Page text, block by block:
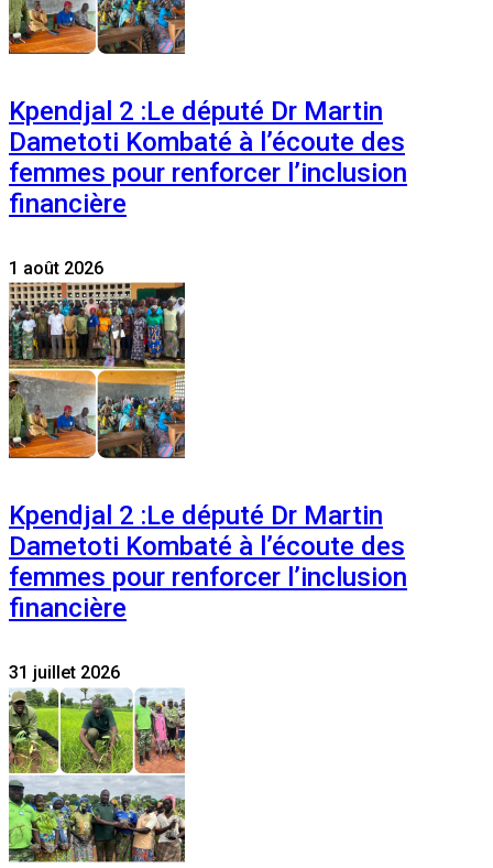
Kpendjal 2 :Le député Dr Martin
Dametoti Kombaté à l’écoute des
femmes pour renforcer l’inclusion
financière
1 août 2026
Kpendjal 2 :Le député Dr Martin
Dametoti Kombaté à l’écoute des
femmes pour renforcer l’inclusion
financière
31 juillet 2026